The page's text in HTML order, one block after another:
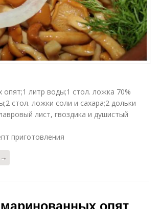
опят;1 литр воды;1 стол. ложка 70%
стол. ложки соли и сахара;2 дольки
лист, гвоздика и душистый
приготовления
→